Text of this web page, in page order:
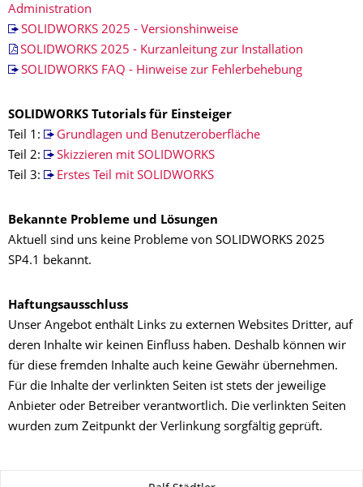
Administration
SOLIDWORKS 2025 - Versionshinweise
SOLIDWORKS 2025 - Kurzanleitung zur Installation
SOLIDWORKS FAQ - Hinweise zur Fehlerbehebung
SOLIDWORKS Tutorials für Einsteiger
Teil 1:
Grundlagen und Benutzeroberfläche
Teil 2:
Skizzieren mit SOLIDWORKS
Teil 3:
Erstes Teil mit SOLIDWORKS
Bekannte Probleme und Lösungen
Aktuell sind uns keine Probleme von SOLIDWORKS 2025
SP4.1 bekannt.
Haftungsausschluss
Unser Angebot enthält Links zu externen Websites Dritter, auf
deren Inhalte wir keinen Einfluss haben. Deshalb können wir
für diese fremden Inhalte auch keine Gewähr übernehmen.
Für die Inhalte der verlinkten Seiten ist stets der jeweilige
Anbieter oder Betreiber verantwortlich. Die verlinkten Seiten
wurden zum Zeitpunkt der Verlinkung sorgfältig geprüft.